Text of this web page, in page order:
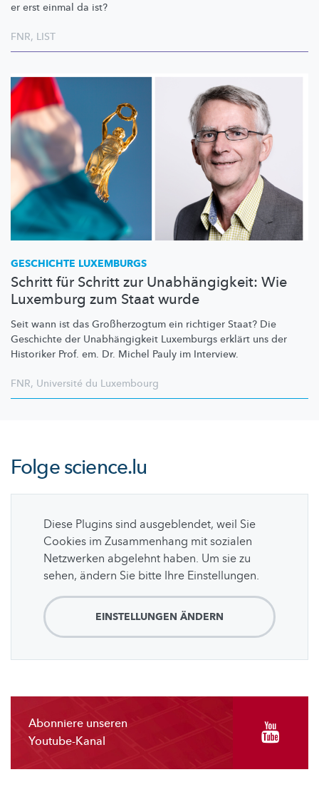
er erst einmal da ist?
FNR, LIST
GESCHICHTE LUXEMBURGS
Schritt für Schritt zur Unabhängigkeit: Wie
Luxemburg zum Staat wurde
Seit wann ist das Großherzogtum ein richtiger Staat? Die
Geschichte der Unabhängigkeit Luxemburgs erklärt uns der
Historiker Prof. em. Dr. Michel Pauly im Interview.
FNR, Université du Luxembourg
Folgescience.lu
Diese Plugins sind ausgeblendet, weil Sie
Cookies im Zusammenhang mit sozialen
Netzwerken abgelehnt haben. Um sie zu
sehen, ändern Sie bitte Ihre Einstellungen.
EINSTELLUNGEN ÄNDERN
Abonniere unseren
Youtube-Kanal